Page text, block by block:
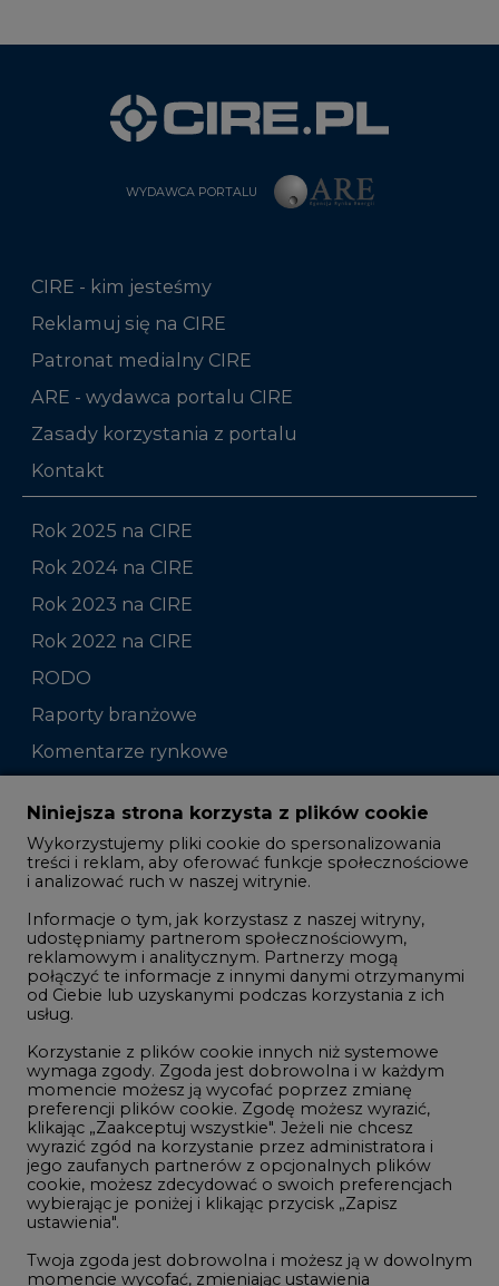
WYDAWCA PORTALU
CIRE - kim jesteśmy
Reklamuj się na CIRE
Patronat medialny CIRE
ARE - wydawca portalu CIRE
Zasady korzystania z portalu
Kontakt
Rok 2025 na CIRE
Rok 2024 na CIRE
Rok 2023 na CIRE
Rok 2022 na CIRE
RODO
Raporty branżowe
Komentarze rynkowe
Zmiany kadrowe na rynku
Studio CIRE
Rozmowy o energetyce
Gospodarka
Geopolityka
LTE450
Innowacje i AI
Telekomunikacja i IT
Handel emisjami CO2
Wodór
Górnictwo
Niniejsza strona korzysta z plików cookie
Wykorzystujemy pliki cookie do spersonalizowania
treści i reklam, aby oferować funkcje społecznościowe
i analizować ruch w naszej witrynie.
Informacje o tym, jak korzystasz z naszej witryny,
udostępniamy partnerom społecznościowym,
reklamowym i analitycznym. Partnerzy mogą
połączyć te informacje z innymi danymi otrzymanymi
od Ciebie lub uzyskanymi podczas korzystania z ich
usług.
Korzystanie z plików cookie innych niż systemowe
wymaga zgody. Zgoda jest dobrowolna i w każdym
momencie możesz ją wycofać poprzez zmianę
preferencji plików cookie. Zgodę możesz wyrazić,
klikając „Zaakceptuj wszystkie". Jeżeli nie chcesz
wyrazić zgód na korzystanie przez administratora i
jego zaufanych partnerów z opcjonalnych plików
cookie, możesz zdecydować o swoich preferencjach
wybierając je poniżej i klikając przycisk „Zapisz
ustawienia".
Twoja zgoda jest dobrowolna i możesz ją w dowolnym
momencie wycofać, zmieniając ustawienia